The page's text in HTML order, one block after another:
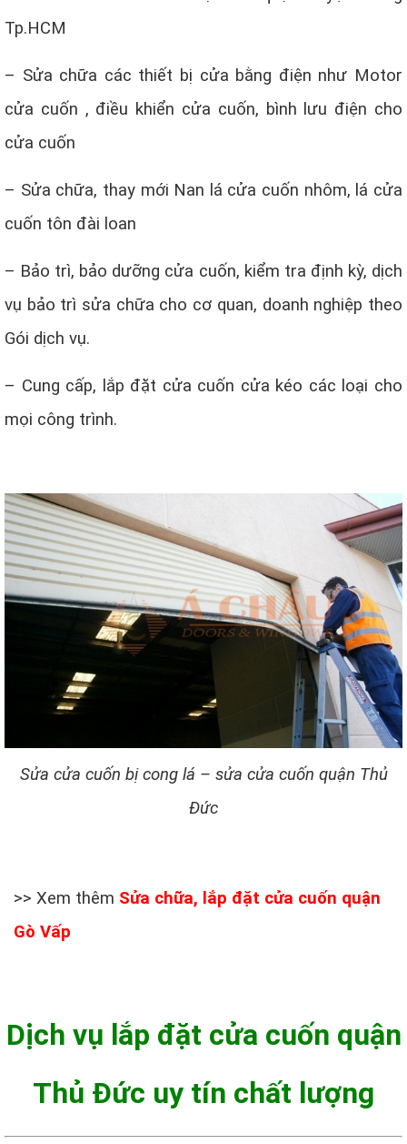
Tp.HCM
– Sửa chữa các thiết bị cửa bằng điện như Motor
cửa cuốn , điều khiển cửa cuốn, bình lưu điện cho
cửa cuốn
– Sửa chữa, thay mới Nan lá cửa cuốn nhôm, lá cửa
cuốn tôn đài loan
– Bảo trì, bảo dưỡng cửa cuốn, kiểm tra định kỳ, dịch
vụ bảo trì sửa chữa cho cơ quan, doanh nghiệp theo
Gói dịch vụ.
– Cung cấp, lắp đặt cửa cuốn cửa kéo các loại cho
mọi công trình.
Sửa cửa cuốn bị cong lá – sửa cửa cuốn quận Thủ
Đức
>> Xem thêm Sửa chữa, lắp đặt cửa cuốn quận
Gò Vấp
Dịch vụ lắp đặt cửa cuốn quận
Thủ Đức uy tín chất lượng